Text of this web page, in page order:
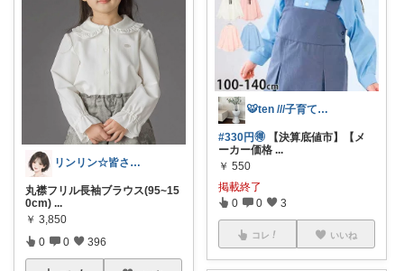
リンリン☆皆さんありがとう
丸襟フリル長袖ブラウス(95~15
0cm) ...
￥ 3,850
0 0 396
🐯ten ///子育て暮らしの愛用品
#330円🉐 【決算底値市】【メ
ーカー価格 ...
￥ 550
掲載終了
0 0 3
コレ いいね